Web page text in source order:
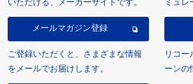
いただける、メーカーサイトです。
ミュレ
メールマガジン登録
ご登録いただくと、さまざまな情報
をメールでお届けします。
リコー
ーンの